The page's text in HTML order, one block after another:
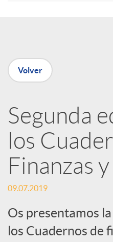
n
e
d
e
s
Volver
Segunda
los
Finanzas
09.07.2019
Os presentamos
los Cuadernos de